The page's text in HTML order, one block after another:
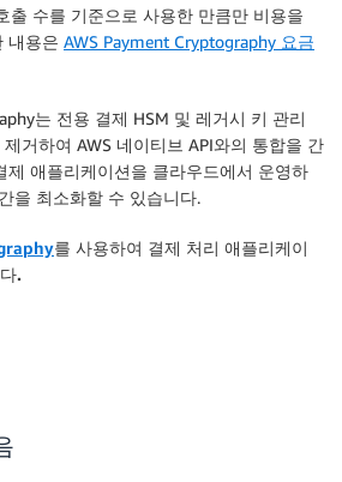
출 수를 기준으로 사용한 만큼만 비용을
내용은 AWS Payment Cryptography 요금
는 전용 결제 HSM 및 레거시 키 관리
거하여 AWS 네이티브 API와의 통합을 간
제 애플리케이션을 클라우드에서 운영하
을 최소화할 수 있습니다.
를 사용하여 결제 처리 애플리케이
.